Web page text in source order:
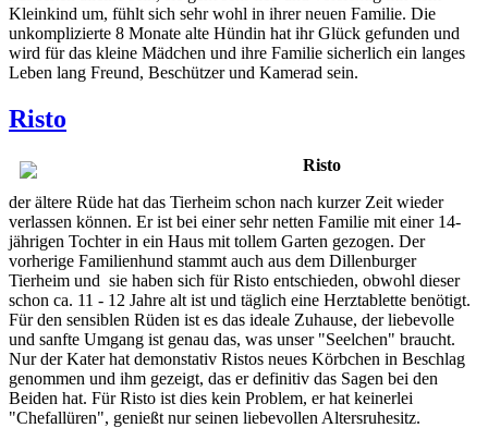
Kleinkind um, fühlt sich sehr wohl in ihrer neuen Familie. Die
unkomplizierte 8 Monate alte Hündin hat ihr Glück gefunden und
wird für das kleine Mädchen und ihre Familie sicherlich ein langes
Leben lang Freund, Beschützer und Kamerad sein.
Risto
Risto
der ältere Rüde hat das Tierheim schon nach kurzer Zeit wieder
verlassen können. Er ist bei einer sehr netten Familie mit einer 14-
jährigen Tochter in ein Haus mit tollem Garten gezogen. Der
vorherige Familienhund stammt auch aus dem Dillenburger
Tierheim und sie haben sich für Risto entschieden, obwohl dieser
schon ca. 11 - 12 Jahre alt ist und täglich eine Herztablette benötigt.
Für den sensiblen Rüden ist es das ideale Zuhause, der liebevolle
und sanfte Umgang ist genau das, was unser "Seelchen" braucht.
Nur der Kater hat demonstativ Ristos neues Körbchen in Beschlag
genommen und ihm gezeigt, das er definitiv das Sagen bei den
Beiden hat. Für Risto ist dies kein Problem, er hat keinerlei
"Chefallüren", genießt nur seinen liebevollen Altersruhesitz.